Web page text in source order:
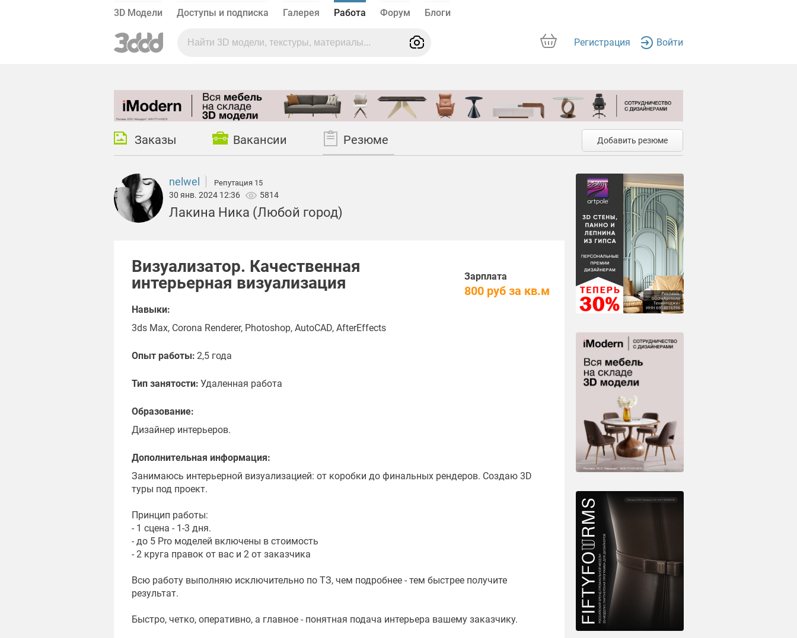
3D Модели Доступы и подписка Галерея Работа Форум Блоги
Регистрация Войти
Заказы Вакансии Резюме Добавить резюме
nelwel Репутация 15
30 янв. 2024 12:36 5814
Лакина Ника (Любой город)
Зарплата
800 руб за кв.м
Визуализатор. Качественная
интерьерная визуализация
Навыки:
3ds Max, Corona Renderer, Photoshop, AutoCAD, AfterEffects
Опыт работы: 2,5 года
Тип занятости: Удаленная работа
Образование:
Дизайнер интерьеров.
Дополнительная информация:
Занимаюсь интерьерной визуализацией: от коробки до финальных рендеров. Создаю 3D
туры под проект.
Принцип работы:
- 1 сцена - 1-3 дня.
- до 5 Pro моделей включены в стоимость
- 2 круга правок от вас и 2 от заказчика
Всю работу выполняю исключительно по ТЗ, чем подробнее - тем быстрее получите
результат.
Быстро, четко, оперативно, а главное - понятная подача интерьера вашему заказчику.